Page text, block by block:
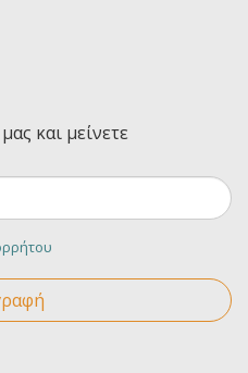
και μείνετε